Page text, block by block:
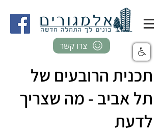
צרו קשר
תכנית הרובעים של
תל אביב - מה שצריך
לדעת